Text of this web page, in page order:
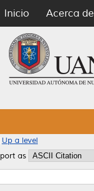
Inicio Acerca de
Up a level
as